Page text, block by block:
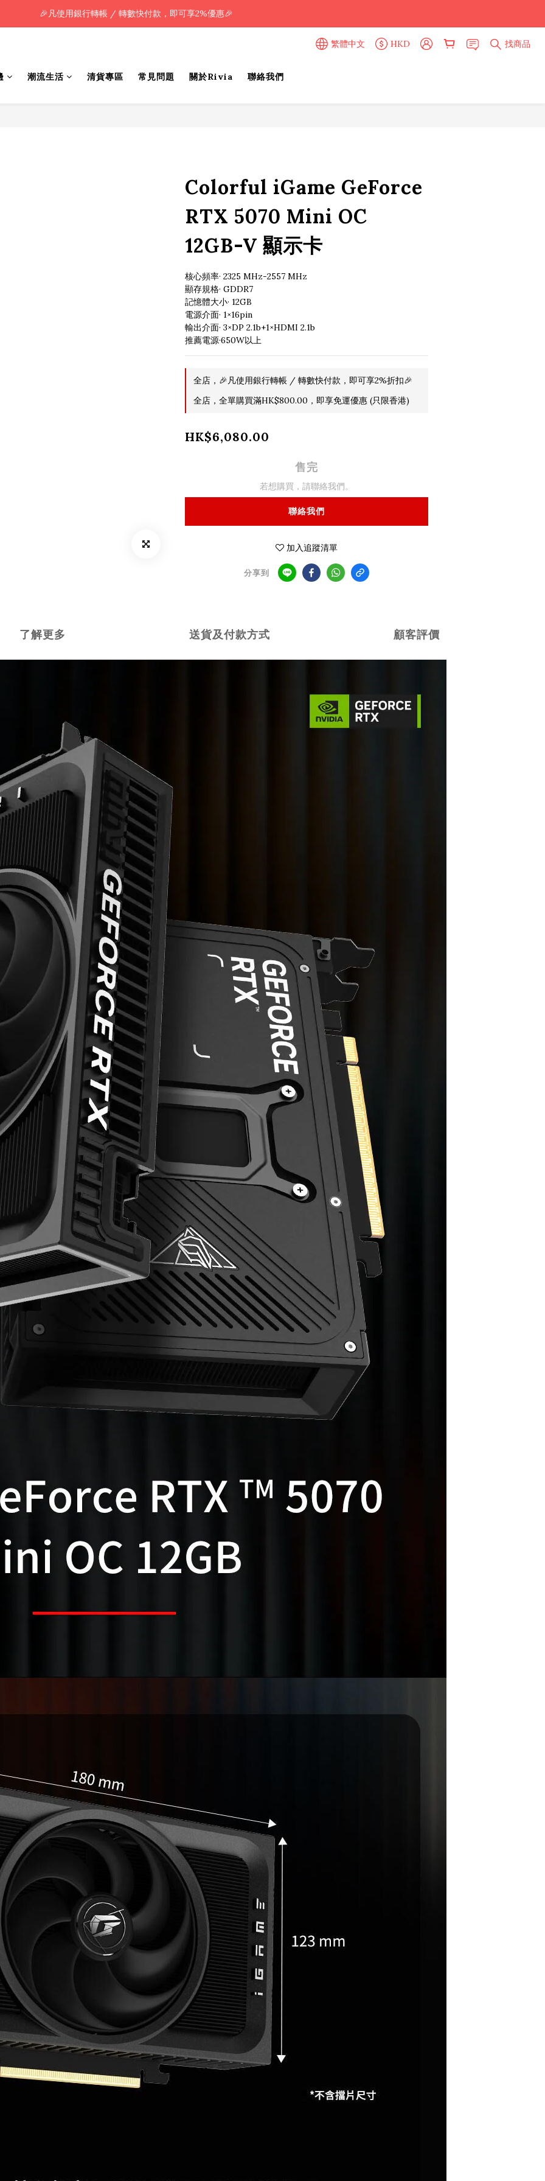
🎉凡使用銀行轉帳 / 轉數快付款，即可享2%優惠🎉
🎉凡使用銀行轉帳 / 轉數快付款，即可享2%優惠🎉
繁體中文 HKD 找商品
潮流生活 清貨專區 常見問題 關於Rivia 聯絡我們
Colorful iGame GeForce
RTX 5070 Mini OC
12GB-V 顯示卡
核心頻率· 2325 MHz-2557 MHz
顯存規格· GDDR7
記憶體大小· 12GB
電源介面· 1×16pin
輸出介面· 3×DP 2.1b+1×HDMI 2.1b
推薦電源·650W以上
全店，🎉凡使用銀行轉帳 / 轉數快付款，即可享2%折扣🎉
全店，全單購買滿HK$800.00，即享免運優惠 (只限香港)
HK$6,080.00
售完
若想購買，請聯絡我們。
聯絡我們
加入追蹤清單
分享到
了解更多 送貨及付款方式 顧客評價